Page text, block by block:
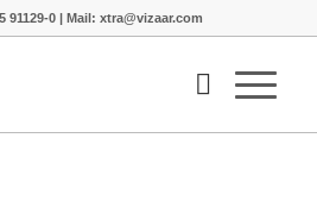
91129-0 | Mail: xtra@vizaar.com